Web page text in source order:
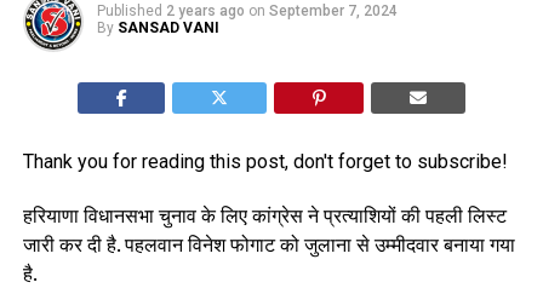
Published 2 years ago on September 7, 2024
By SANSAD VANI
Thank you for reading this post, don't forget to subscribe!
हरियाणा विधानसभा चुनाव के लिए कांग्रेस ने प्रत्याशियों की पहली लिस्ट
जारी कर दी है. पहलवान विनेश फोगाट को जुलाना से उम्मीदवार बनाया गया
है.